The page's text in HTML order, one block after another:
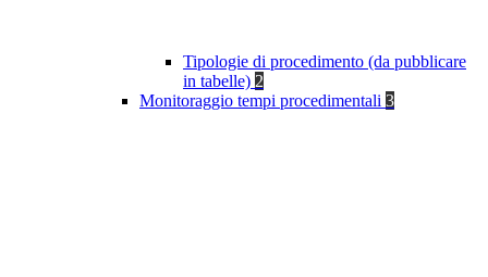
Tipologie di procedimento (da pubblicare
in tabelle) 2
Monitoraggio tempi procedimentali 3